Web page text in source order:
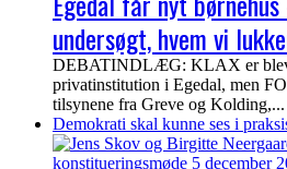
undersøgt, hvem vi
DEBATINDLÆG: KLAX er
privatinstitution i Egedal, men
tilsynene fra Greve og Kolding,...
Demokrati skal kunne ses i